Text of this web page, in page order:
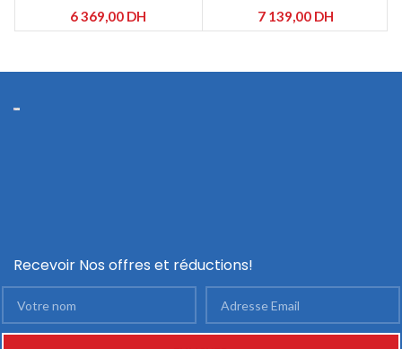
6 369,00 DH
Gen Intel Core i7-10700F
7 139,00 DH
Recevoir Nos offres et réductions!